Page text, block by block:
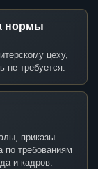
нормы
цеху,
не требуется.
приказы
по требованиям
и кадров.